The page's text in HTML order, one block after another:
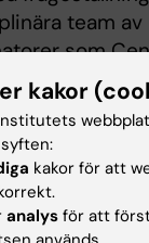
team av
som
upp, säger
kakor
kakor för att
analys för att